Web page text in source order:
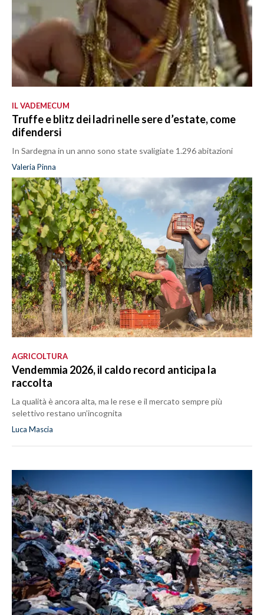
IL VADEMECUM
Truffe e blitz dei ladri nelle sere d’estate, come
difendersi
In Sardegna in un anno sono state svaligiate 1.296 abitazioni
Valeria Pinna
AGRICOLTURA
Vendemmia 2026, il caldo record anticipa la
raccolta
La qualità è ancora alta, ma le rese e il mercato sempre più
selettivo restano un’incognita
Luca Mascia